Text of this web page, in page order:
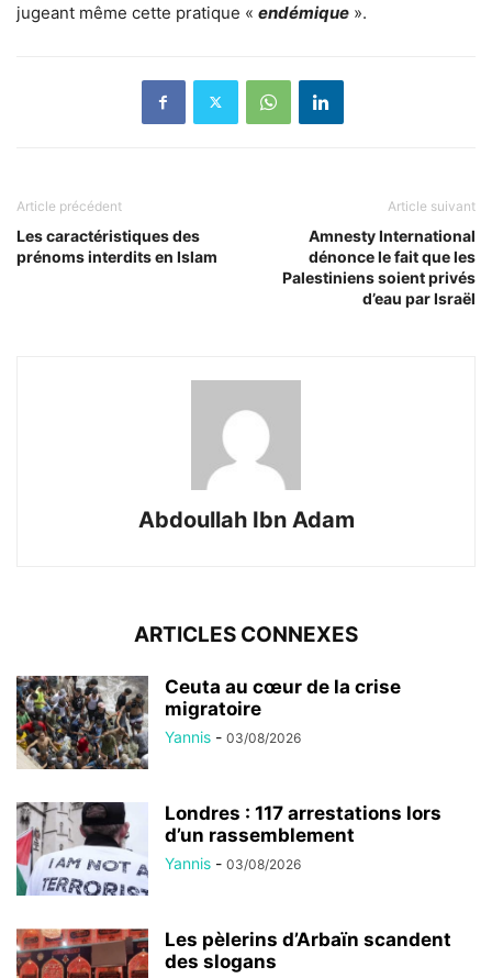
jugeant même cette pratique « endémique ».
Article précédent
Les caractéristiques des
prénoms interdits en Islam
Article suivant
Amnesty International
dénonce le fait que les
Palestiniens soient privés
d’eau par Israël
Abdoullah Ibn Adam
ARTICLES CONNEXES
Ceuta au cœur de la crise
migratoire
Yannis - 03/08/2026
Londres : 117 arrestations lors
d’un rassemblement
Yannis - 03/08/2026
Les pèlerins d’Arbaïn scandent
des slogans